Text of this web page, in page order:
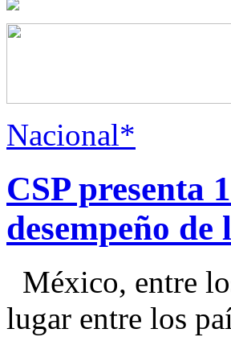
Nacional*
CSP presenta
desempeño
México, entre
lugar entre los